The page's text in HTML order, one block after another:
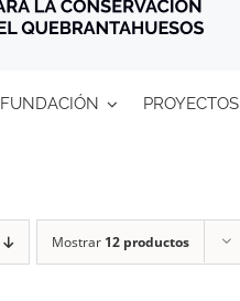
FUNDACIÓN PROYECTOS
Mostrar 12 productos